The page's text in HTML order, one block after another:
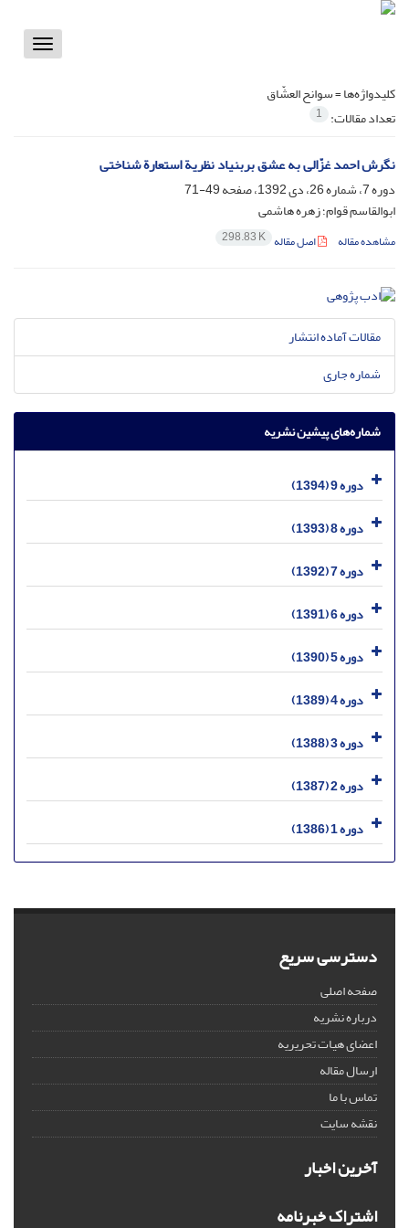
Toggle
کلیدواژه‌ها =سوانح العشّاق
تعداد مقالات: 1
نگرش احمد غزّالی به عشق بربنیاد نظریة استعارة شناختی
دوره 7، شماره 26، دی 1392، صفحه
49-71
ابوالقاسم قوام؛ زهره هاشمی
مشاهده مقاله اصل مقاله 298.83 K
مقالات آماده انتشار
شماره جاری
شماره‌های پیشین نشریه
دوره 9 (1394)
دوره 8 (1393)
دوره 7 (1392)
دوره 6 (1391)
دوره 5 (1390)
دوره 4 (1389)
دوره 3 (1388)
دوره 2 (1387)
دوره 1 (1386)
دسترسی سریع
صفحه اصلی
درباره نشریه
اعضای هیات تحریریه
ارسال مقاله
تماس با ما
نقشه سایت
آخرین اخبار
اشتراک خبرنامه